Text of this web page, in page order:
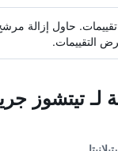
حاول إزالة
التقييمات.
لـ تيتشوز